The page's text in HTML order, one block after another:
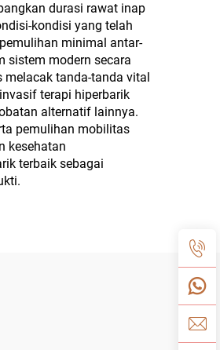
durasi rawat inap
kondisi yang telah
minimal antar-
sistem modern secara
melacak tanda-tanda vital
terapi hiperbarik
alternatif lainnya.
pemulihan mobilitas
kesehatan
terbaik sebagai